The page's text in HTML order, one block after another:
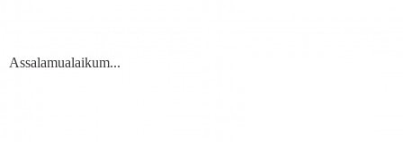
Assalamualaikum...